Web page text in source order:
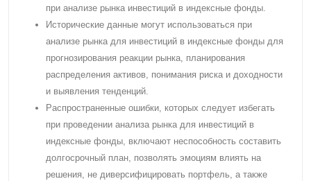
при анализе рынка инвестиций в индексные фонды.
Исторические данные могут использоваться при
анализе рынка для инвестиций в индексные фонды для
прогнозирования реакции рынка, планирования
распределения активов, понимания риска и доходности
и выявления тенденций.
Распространенные ошибки, которых следует избегать
при проведении анализа рынка для инвестиций в
индексные фонды, включают неспособность составить
долгосрочный план, позволять эмоциям влиять на
решения, не диверсифицировать портфель, а также